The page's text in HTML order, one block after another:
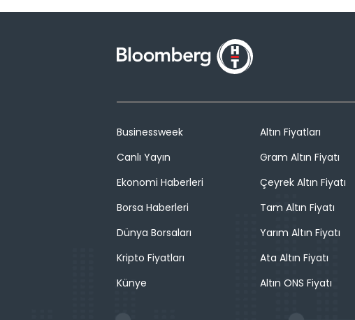
Businessweek
Canlı Yayın
Ekonomi Haberleri
Borsa Haberleri
Dünya Borsaları
Kripto Fiyatları
Künye
Altın Fiyatları
Gram Altın Fiyatı
Çeyrek Altın Fiyatı
Tam Altın Fiyatı
Yarım Altın Fiyatı
Ata Altın Fiyatı
Altın ONS Fiyatı